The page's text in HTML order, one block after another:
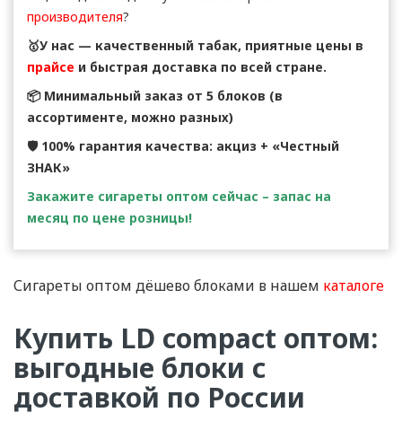
производителя?
🥇У нас — качественный табак, приятные цены в
прайсе и быстрая доставка по всей стране.
📦 Минимальный заказ от 5 блоков (в
ассортименте, можно разных)
🛡 100% гарантия качества: акциз + «Честный
ЗНАК»
Закажите сигареты оптом сейчас – запас на
месяц по цене розницы!
Сигареты оптом дёшево блоками в нашем каталоге
Купить LD compact оптом:
выгодные блоки с
доставкой по России